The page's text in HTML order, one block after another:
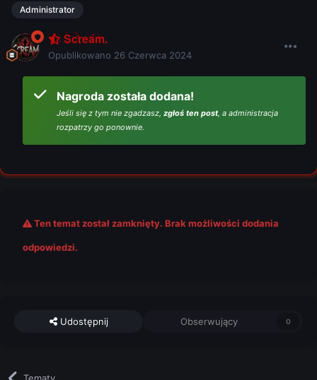
Administrator
Scream.
Opublikowano 26 Czerwca 2024
Nagroda została dodana!
Jeśli się z tym nie zgadzasz, zgłoś ten post, a administracja
rozpatrzy go ponownie.
Ten temat został zamknięty. Brak możliwości dodania
odpowiedzi.
Udostępnij Obserwujący 0